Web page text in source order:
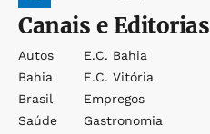
Canais e Editorias
Autos
Bahia
Brasil
Saúde
E.c. Bahia
E.c. Vitória
Empregos
Gastronomia